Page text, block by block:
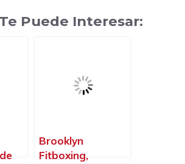
Puede Interesar:
Brooklyn
Fitboxing,